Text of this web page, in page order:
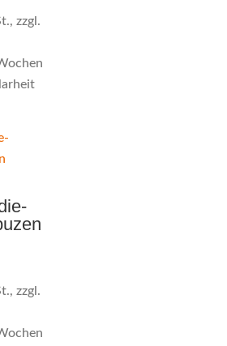
zzgl.
zzgl.